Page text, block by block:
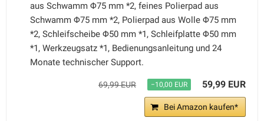
aus Schwamm Φ75 mm *2, feines Polierpad aus
Schwamm Φ75 mm *2, Polierpad aus Wolle Φ75 mm
*2, Schleifscheibe Φ50 mm *1, Schleifplatte Φ50 mm
*1, Werkzeugsatz *1, Bedienungsanleitung und 24
Monate technischer Support.
69,99 EUR −10,00 EUR 59,99 EUR
Bei Amazon kaufen*